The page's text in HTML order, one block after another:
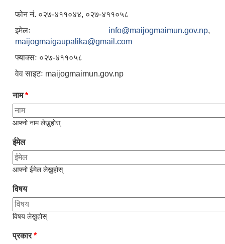
फोन नं. ०२७-४११०४४, ०२७-४११०५८
इमेलः info@maijogmaimun.gov.np,
maijogmaigaupalika@gmail.com
फ्याक्सः ०२७-४११०५८
वेव साइटः maijogmaimun.gov.np
नाम*
आफ्नो नाम लेख्नुहोस्
ईमेल
आफ्नो ईमेल लेख्नुहोस्
विषय
विषय लेख्नुहोस्
प्रकार*